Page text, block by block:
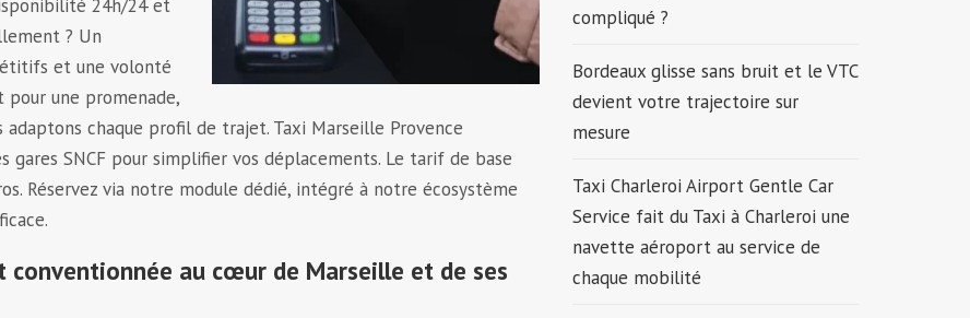
24h/24 et
? Un
et une volonté
une promenade,
adaptons chaque profil de trajet. Taxi Marseille Provence
gares SNCF pour simplifier vos déplacements. Le tarif de base
Réservez via notre module dédié, intégré à notre écosystème
au cœur de Marseille et de ses
compliqué ?
Bordeaux glisse sans bruit et le VTC
devient votre trajectoire sur
mesure
Taxi Charleroi Airport Gentle Car
Service fait du Taxi à Charleroi une
navette aéroport au service de
chaque mobilité